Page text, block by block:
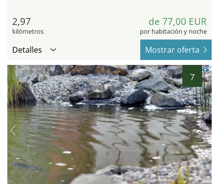
2,97
kilómetros
de 77,00 EUR
por habitación y noche
Detalles Mostrar oferta
7